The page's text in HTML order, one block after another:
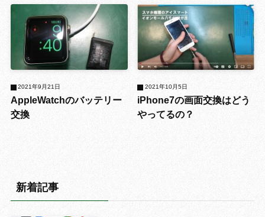
AppleWatchのバッテリー
交換
2021年9月21日
iPhone7の画面交換はどう
やってるの？
2021年10月5日
新着記事